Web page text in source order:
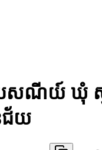
ៃសណីយ៍ ឃុំ ស្
ជ័យ